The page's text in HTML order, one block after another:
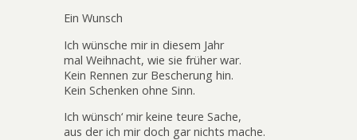
Ein Wunsch
Ich wünsche mir in diesem Jahr
mal Weihnacht, wie sie früher war.
Kein Rennen zur Bescherung hin.
Kein Schenken ohne Sinn.
Ich wünsch‘ mir keine teure Sache,
aus der ich mir doch gar nichts mache.